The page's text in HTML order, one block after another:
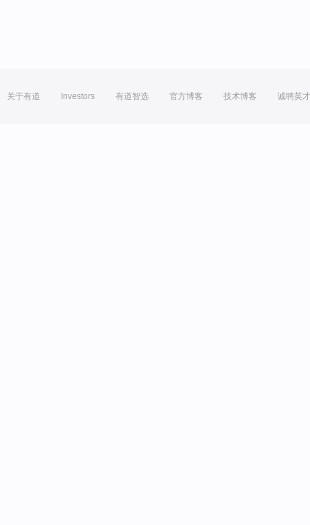
关于有道 Investors 有道智选 官方博客 技术博客 诚聘英才